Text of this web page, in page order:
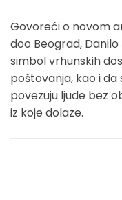
Govoreći o novom
doo Beograd,
simbol vrhunskih
poštovanja, kao i da
povezuju ljude bez
iz koje dolaze.